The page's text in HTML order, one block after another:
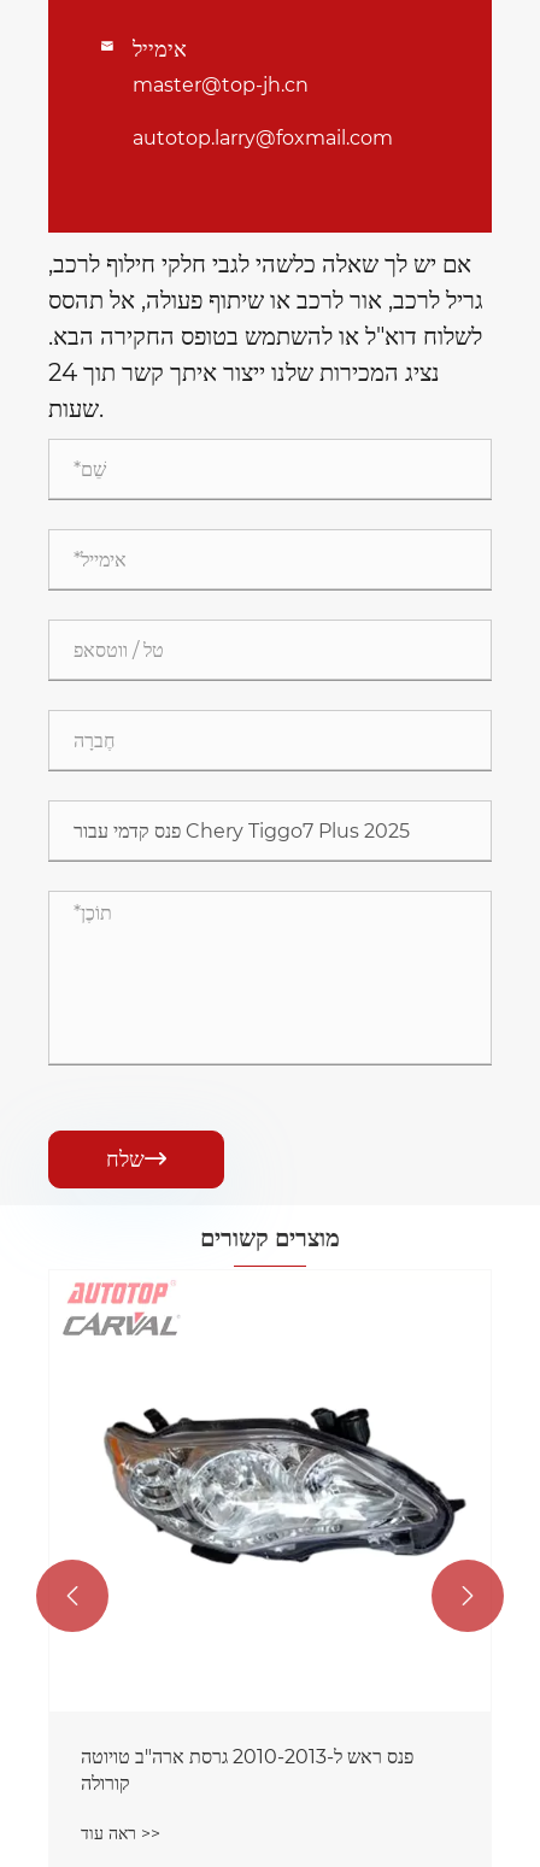
 אימייל
master@top-jh.cn
autotop.larry@foxmail.com
אם יש לך שאלה כלשהי לגבי חלקי חילוף לרכב,
גריל לרכב, אור לרכב או שיתוף פעולה, אל תהסס
לשלוח דוא"ל או להשתמש בטופס החקירה הבא.
נציג המכירות שלנו ייצור איתך קשר תוך 24
שעות.
שלח
מוצרים קשורים
פנס ראש ל-2010-2013 גרסת ארה"ב טויוטה
קורולה
ראה עוד >>
 